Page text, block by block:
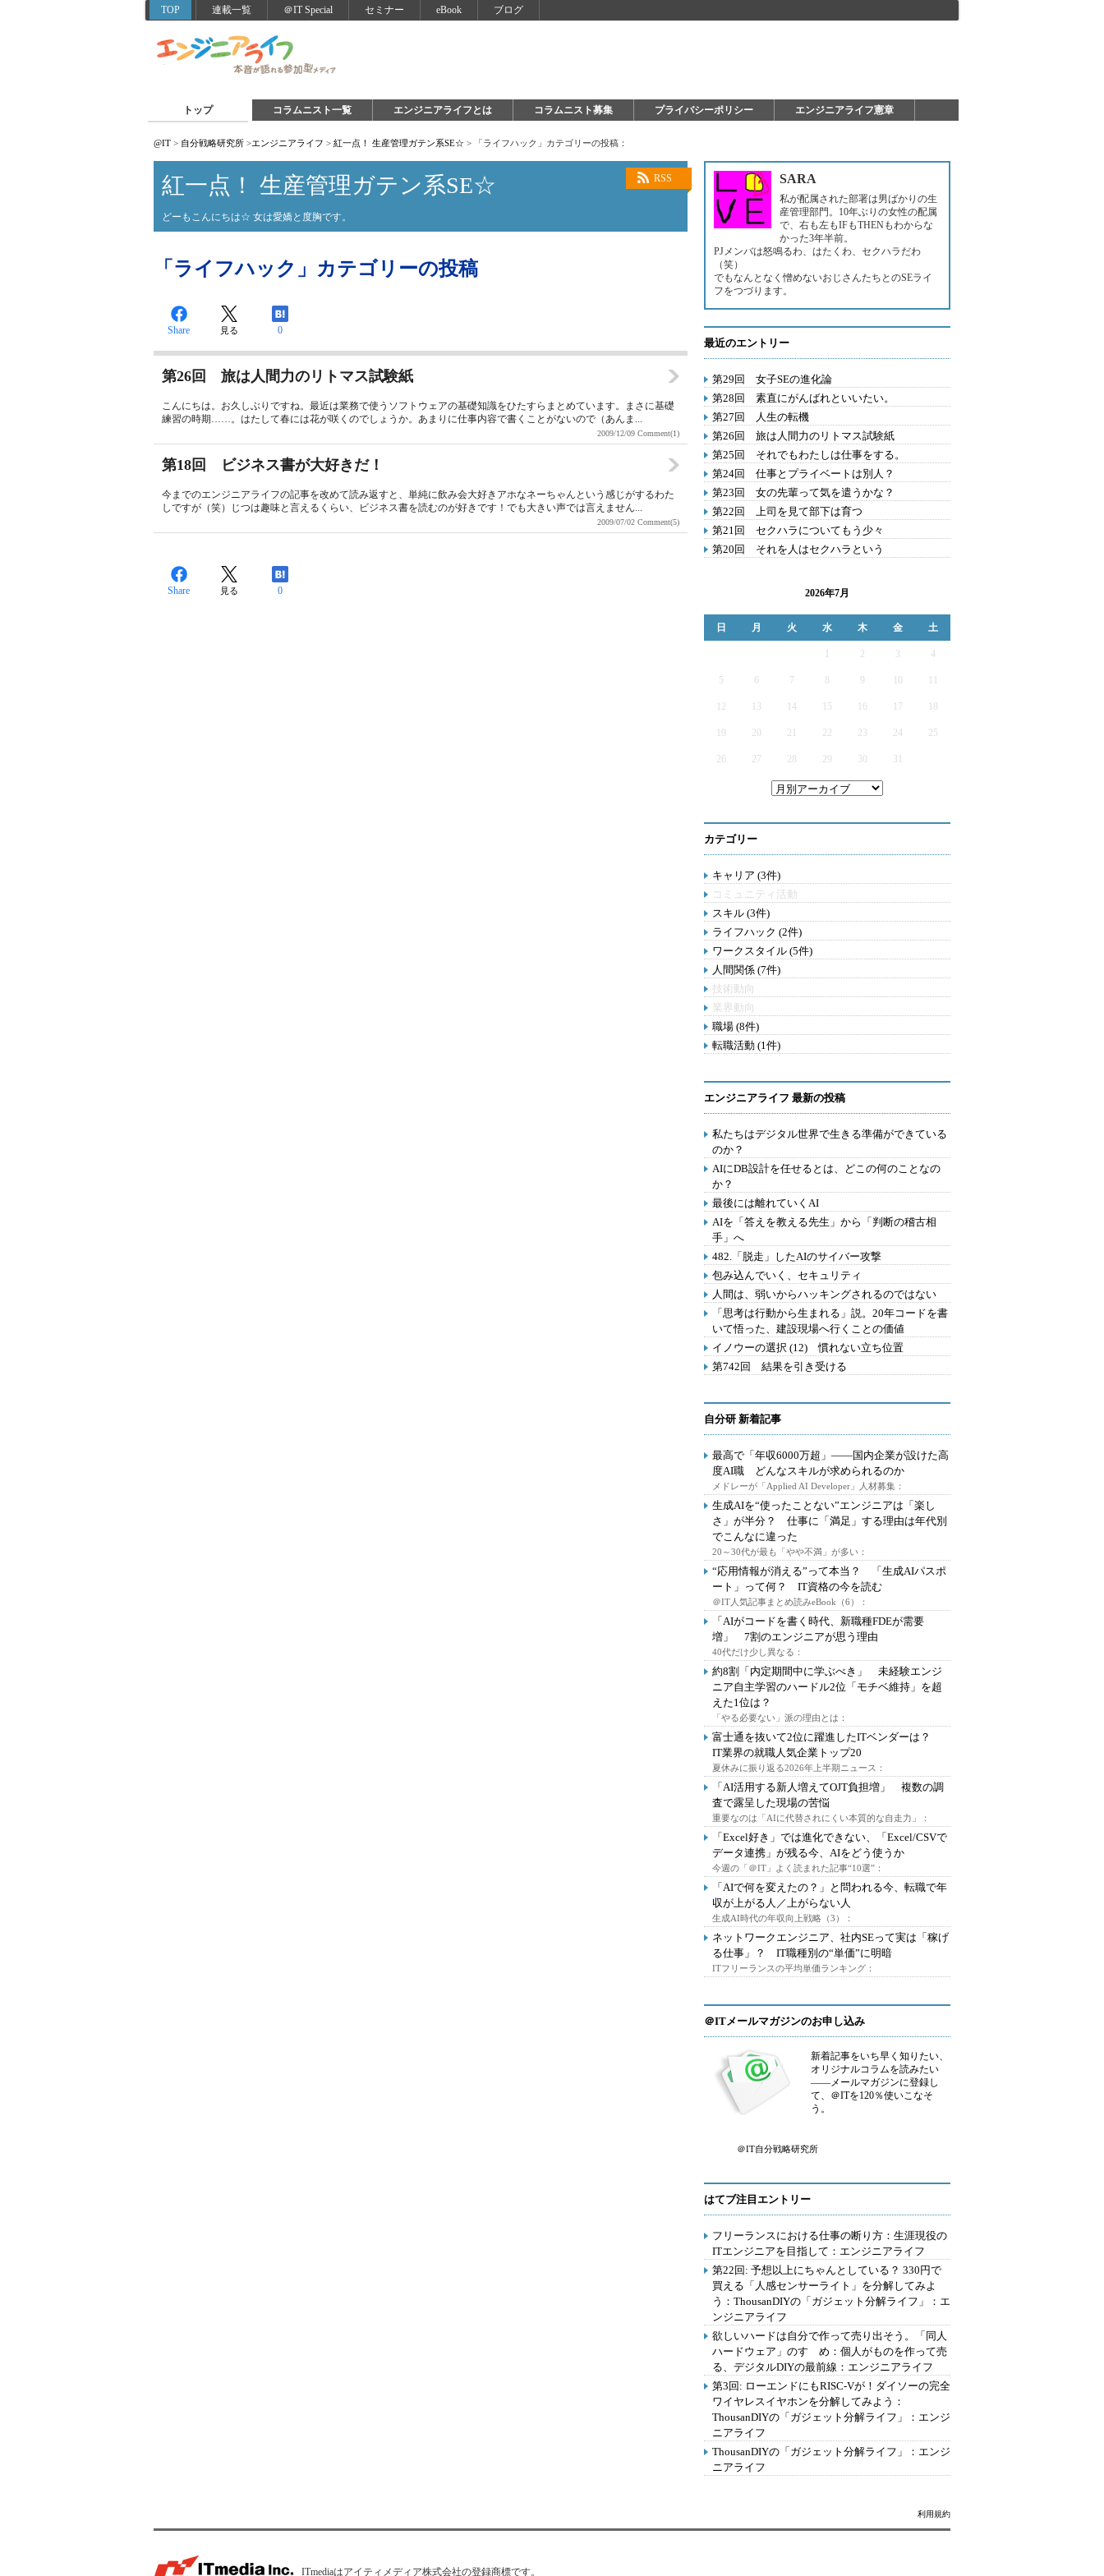
TOP 連載一覧 ＠IT Special セミナー eBook ブログ
トップ コラムニスト一覧 エンジニアライフとは コラムニスト募集 プライバシーポリシー エンジニアライフ憲章
@IT > 自分戦略研究所 >エンジニアライフ > 紅一点！ 生産管理ガテン系SE☆ > 「ライフハック」カテゴリーの投稿：
RSS
紅一点！ 生産管理ガテン系SE☆
どーもこんにちは☆ 女は愛嬌と度胸です。
「ライフハック」カテゴリーの投稿
Share 見る 0
第26回 旅は人間力のリトマス試験紙
こんにちは。お久しぶりですね。最近は業務で使うソフトウェアの基礎知識をひたすらまとめています。まさに基礎
練習の時期……。はたして春には花が咲くのでしょうか。あまりに仕事内容で書くことがないので（あんま...
2009/12/09 Comment(1)
第18回 ビジネス書が大好きだ！
今までのエンジニアライフの記事を改めて読み返すと、単純に飲み会大好きアホなネーちゃんという感じがするわた
しですが（笑）じつは趣味と言えるくらい、ビジネス書を読むのが好きです！でも大きい声では言えません...
2009/07/02 Comment(5)
Share 見る 0
SARA
私が配属された部署は男ばかりの生
産管理部門。10年ぶりの女性の配属
で、右も左もIFもTHENもわからな
かった3年半前。
PJメンバは怒鳴るわ、はたくわ、セクハラだわ
（笑）
でもなんとなく憎めないおじさんたちとのSEライ
フをつづります。
最近のエントリー
第29回 女子SEの進化論
第28回 素直にがんばれといいたい。
第27回 人生の転機
第26回 旅は人間力のリトマス試験紙
第25回 それでもわたしは仕事をする。
第24回 仕事とプライベートは別人？
第23回 女の先輩って気を遣うかな？
第22回 上司を見て部下は育つ
第21回 セクハラについてもう少々
第20回 それを人はセクハラという
2026年7月
日 月 火 水 木 金 土
2 3 4
5 6 7 9
12 13 14 15 16 17
19 20 21 22 23 24 25
26 27 28 29 30 31
カテゴリー
キャリア (3件)
コミュニティ活動
スキル (3件)
ライフハック (2件)
ワークスタイル (5件)
人間関係 (7件)
技術動向
業界動向
職場 (8件)
転職活動 (1件)
エンジニアライフ 最新の投稿
私たちはデジタル世界で生きる準備ができている
のか？
AIにDB設計を任せるとは、どこの何のことなの
か？
最後には離れていくAI
AIを「答えを教える先生」から「判断の稽古相
手」へ
482.「脱走」したAIのサイバー攻撃
包み込んでいく、セキュリティ
人間は、弱いからハッキングされるのではない
「思考は行動から生まれる」説。20年コードを書
いて悟った、建設現場へ行くことの価値
イノウーの選択 (12) 慣れない立ち位置
第742回 結果を引き受ける
自分研 新着記事
最高で「年収6000万超」――国内企業が設けた高
度AI職 どんなスキルが求められるのか
メドレーが「Applied AI Developer」人材募集：
生成AIを“使ったことない”エンジニアは「楽し
さ」が半分？ 仕事に「満足」する理由は年代別
でこんなに違った
20～30代が最も「やや不満」が多い：
“応用情報が消える”って本当？ 「生成AIパスポ
ート」って何？ IT資格の今を読む
＠IT人気記事まとめ読みeBook（6）：
「AIがコードを書く時代、新職種FDEが需要
増」 7割のエンジニアが思う理由
40代だけ少し異なる：
約8割「内定期間中に学ぶべき」 未経験エンジ
ニア自主学習のハードル2位「モチベ維持」を超
えた1位は？
「やる必要ない」派の理由とは：
富士通を抜いて2位に躍進したITベンダーは？
IT業界の就職人気企業トップ20
夏休みに振り返る2026年上半期ニュース：
「AI活用する新人増えてOJT負担増」 複数の調
査で露呈した現場の苦悩
重要なのは「AIに代替されにくい本質的な自走力」：
「Excel好き」では進化できない、「Excel/CSVで
データ連携」が残る今、AIをどう使うか
今週の「＠IT」よく読まれた記事“10選”：
「AIで何を変えたの？」と問われる今、転職で年
収が上がる人／上がらない人
生成AI時代の年収向上戦略（3）：
ネットワークエンジニア、社内SEって実は「稼げ
る仕事」？ IT職種別の“単価”に明暗
ITフリーランスの平均単価ランキング：
＠ITメールマガジンのお申し込み
新着記事をいち早く知りたい、
オリジナルコラムを読みたい
――メールマガジンに登録し
て、＠ITを120％使いこなそ
う。
＠IT自分戦略研究所
はてブ注目エントリー
フリーランスにおける仕事の断り方：生涯現役の
ITエンジニアを目指して：エンジニアライフ
第22回: 予想以上にちゃんとしている？ 330円で
買える「人感センサーライト」を分解してみよ
う：ThousanDIYの「ガジェット分解ライフ」：エ
ンジニアライフ
欲しいハードは自分で作って売り出そう。「同人
ハードウェア」のすゝめ：個人がものを作って売
る、デジタルDIYの最前線：エンジニアライフ
第3回: ローエンドにもRISC-Vが！ダイソーの完全
ワイヤレスイヤホンを分解してみよう：
ThousanDIYの「ガジェット分解ライフ」：エンジ
ニアライフ
ThousanDIYの「ガジェット分解ライフ」：エンジ
ニアライフ
利用規約
ITmediaはアイティメディア株式会社の登録商標です。